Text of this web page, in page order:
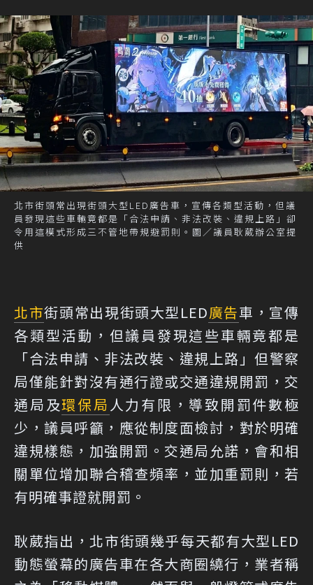
北市街頭常出現街頭大型LED廣告車，宣傳各類型活動，但議
員發現這些車輛竟都是「合法申請、非法改裝、違規上路」卻
令用這模式形成三不管地帶規避罰則。圖／議員耿葳辦公室提
供
北市街頭常出現街頭大型LED廣告車，宣傳
各類型活動，但議員發現這些車輛竟都是
「合法申請、非法改裝、違規上路」但警察
局僅能針對沒有通行證或交通違規開罰，交
通局及環保局人力有限，導致開罰件數極
少，議員呼籲，應從制度面檢討，對於明確
違規樣態，加強開罰。交通局允諾，會和相
關單位增加聯合稽查頻率，並加重罰則，若
有明確事證就開罰。
耿葳指出，北市街頭幾乎每天都有大型LED
動態螢幕的廣告車在各大商圈繞行，業者稱